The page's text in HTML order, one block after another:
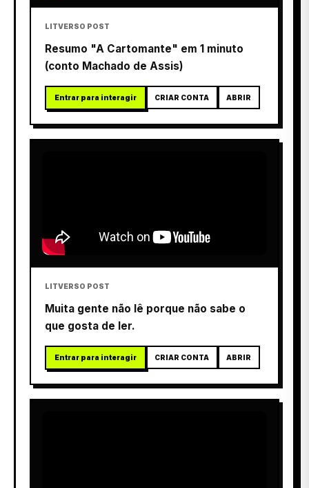
LITVERSO POST
Resumo "A Cartomante" em 1 minuto
(conto Machado de Assis)
Entrar para interagir CRIAR CONTA ABRIR
LITVERSO POST
Muita gente não lê porque não sabe o
que gosta de ler.
Entrar para interagir CRIAR CONTA ABRIR